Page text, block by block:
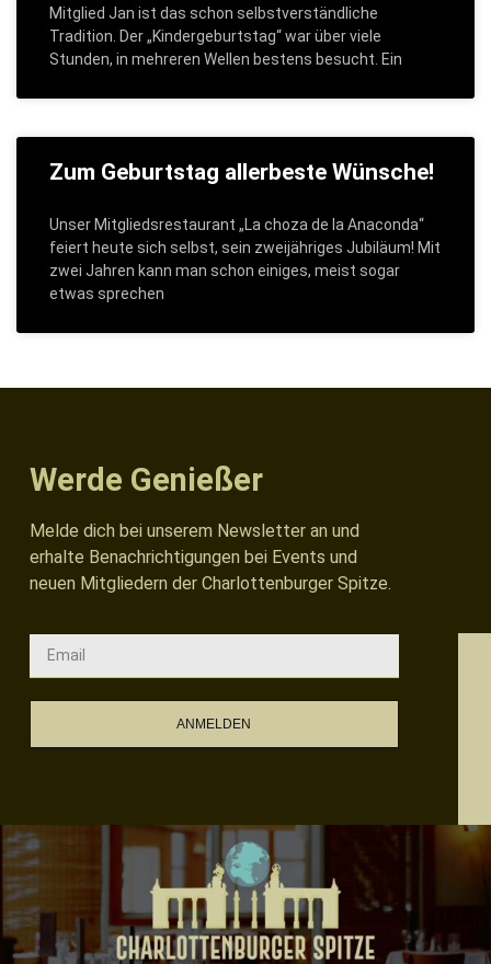
Mitglied Jan ist das schon selbstverständliche
Tradition. Der „Kindergeburtstag“ war über viele
Stunden, in mehreren Wellen bestens besucht. Ein
Zum Geburtstag allerbeste Wünsche!
Unser Mitgliedsrestaurant „La choza de la Anaconda“
feiert heute sich selbst, sein zweijähriges Jubiläum! Mit
zwei Jahren kann man schon einiges, meist sogar
etwas sprechen
Werde Genießer
Melde dich bei unserem Newsletter an und
erhalte Benachrichtigungen bei Events und
neuen Mitgliedern der Charlottenburger Spitze.
ANMELDEN